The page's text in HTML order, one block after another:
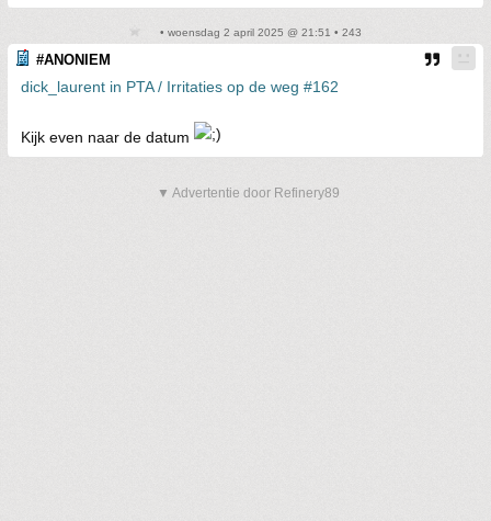
• woensdag 2 april 2025 @ 21:51 • 243
#ANONIEM
dick_laurent in PTA / Irritaties op de weg #162
Kijk even naar de datum
▼ Advertentie door Refinery89